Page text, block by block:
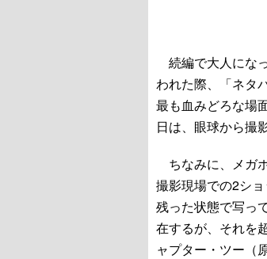
続編で大人にな
われた際、「ネタ
最も血みどろな場
日は、眼球から撮
ちなみに、メガ
撮影現場での2シ
残った状態で写っ
在するが、それを
ャプター・ツー（